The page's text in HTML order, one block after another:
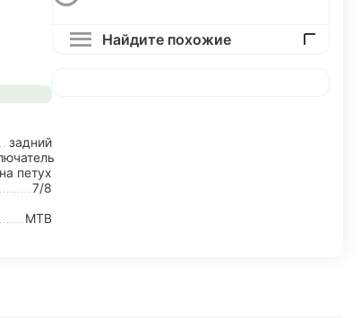
задний
на петух
7/8
MTB
Найдите похожие